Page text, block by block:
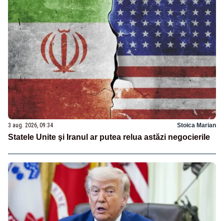
3 aug. 2026, 09:34 Stoica Marian
Statele Unite şi Iranul ar putea relua astăzi negocierile